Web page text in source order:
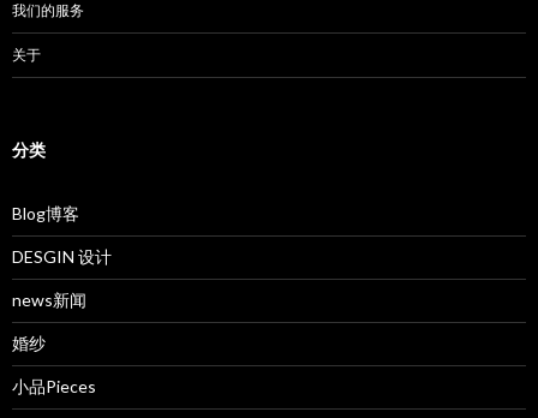
我们的服务
关于
分类
Blog博客
DESGIN 设计
news新闻
婚纱
小品Pieces